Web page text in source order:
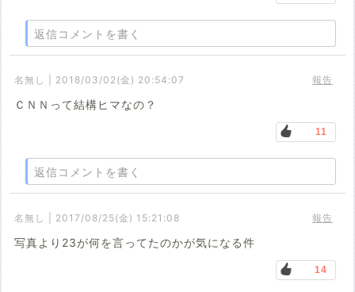
返信コメントを書く
名無し | 2018/03/02(金) 20:54:07 報告
ＣＮＮって結構ヒマなの？
11
返信コメントを書く
名無し | 2017/08/25(金) 15:21:08 報告
写真より23が何を言ってたのかが気になる件
14